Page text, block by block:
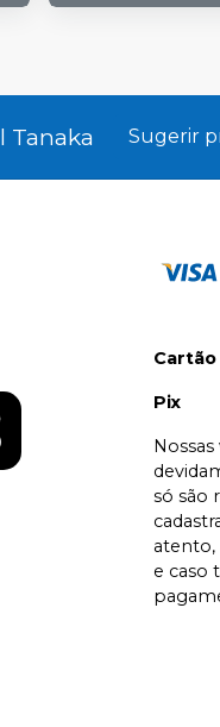
Tanaka Sugerir
Pix
só são
atento,
e caso